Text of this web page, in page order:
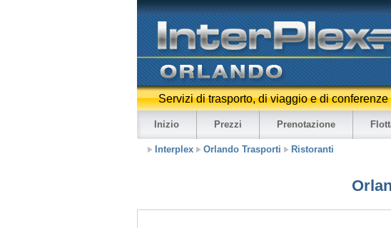
Servizi di trasporto, di viaggio e di
Inizio Prezzi Prenotazione
Interplex Orlando Trasporti Ristoranti